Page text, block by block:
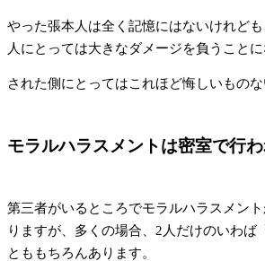
やった張本人は全く記憶にはないけれど
人にとっては大きなダメージを負うことに
された側にとってはこれほど悔しいものな
モラルハラスメントは密室で行
第三者がいるところでモラルハラスメン
りますが、多くの場合、2人だけのいわば
とももちろんあります。